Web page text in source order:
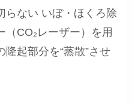
らない いぼ・ほくろ除
CO₂レーザー）を用
起部分を“蒸散”させ